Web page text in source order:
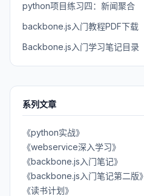
python项目练习四：新闻聚合
backbone.js入门教程PDF下载
Backbone.js入门学习笔记目录
系列文章
《python实战》
《webservice深入学习》
《backbone.js入门笔记》
《backbone.js入门笔记第二版》
《读书计划》